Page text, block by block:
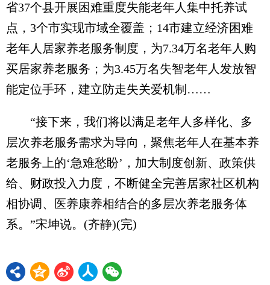
省37个县开展困难重度失能老年人集中托养试
点，3个市实现市域全覆盖；14市建立经济困难
老年人居家养老服务制度，为7.34万名老年人购
买居家养老服务；为3.45万名失智老年人发放智
能定位手环，建立防走失关爱机制……
“接下来，我们将以满足老年人多样化、多
层次养老服务需求为导向，聚焦老年人在基本养
老服务上的‘急难愁盼’，加大制度创新、政策供
给、财政投入力度，不断健全完善居家社区机构
相协调、医养康养相结合的多层次养老服务体
系。”宋坤说。(齐静)(完)